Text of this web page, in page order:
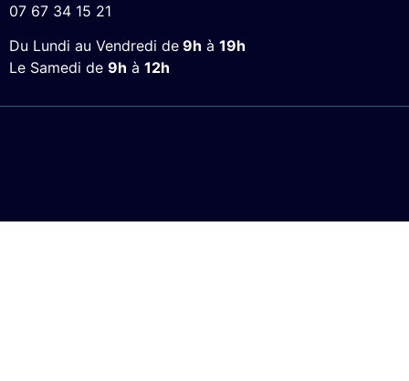
07 67 34 15 21
Du Lundi au Vendredi de 9h à 19h
Le Samedi de 9h à 12h